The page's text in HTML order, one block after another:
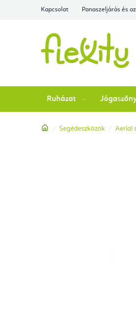
Kapcsolat Panaszeljárás és
Ruházat
Kezdőlap
Segédeszközök Aerial